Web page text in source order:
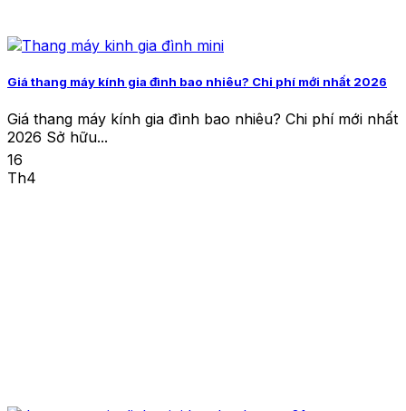
Giá thang máy kính gia đình bao nhiêu? Chi phí mới nhất 2026
Giá thang máy kính gia đình bao nhiêu? Chi phí mới nhất
2026 Sở hữu...
16
Th4